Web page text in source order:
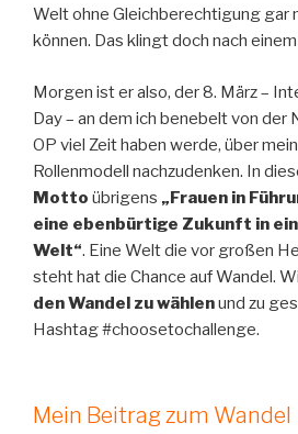
Welt ohne Gleichberechtigung gar
können. Das klingt doch nach
Morgen ist er also, der 8. März –
Day – an dem ich benebelt von der
OP viel Zeit haben werde, über
Rollenmodell nachzudenken. In
Motto übrigens „Frauen in
eine ebenbürtige Zukunft in
Welt“. Eine Welt die vor großen
steht hat die Chance auf Wandel.
den Wandel zu wählenund zu
Hashtag #choosetochallenge.
Mein Beitrag zum Wandel